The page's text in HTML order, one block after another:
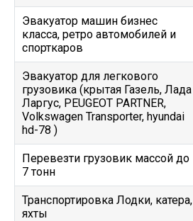
Эвакуатор машин бизнес
класса, ретро автомобилей и
спорткаров
Эвакуатор для легкового
грузовика (крытая Газель, Лада
Ларгус, PEUGEOT PARTNER,
Volkswagen Transporter, hyundai
hd-78 )
Перевезти грузовик массой до
7 тонн
Транспортировка Лодки, катера,
яхты